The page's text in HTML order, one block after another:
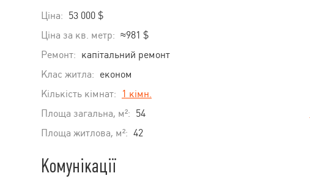
Ціна: 53 000 $
Ціна за кв. метр: ≈981 $
Ремонт: капітальний ремонт
Клас житла: економ
Кількість кімнат:
1 кімн.
Площа загальна, м²: 54
Площа житлова, м²: 42
Комунікації